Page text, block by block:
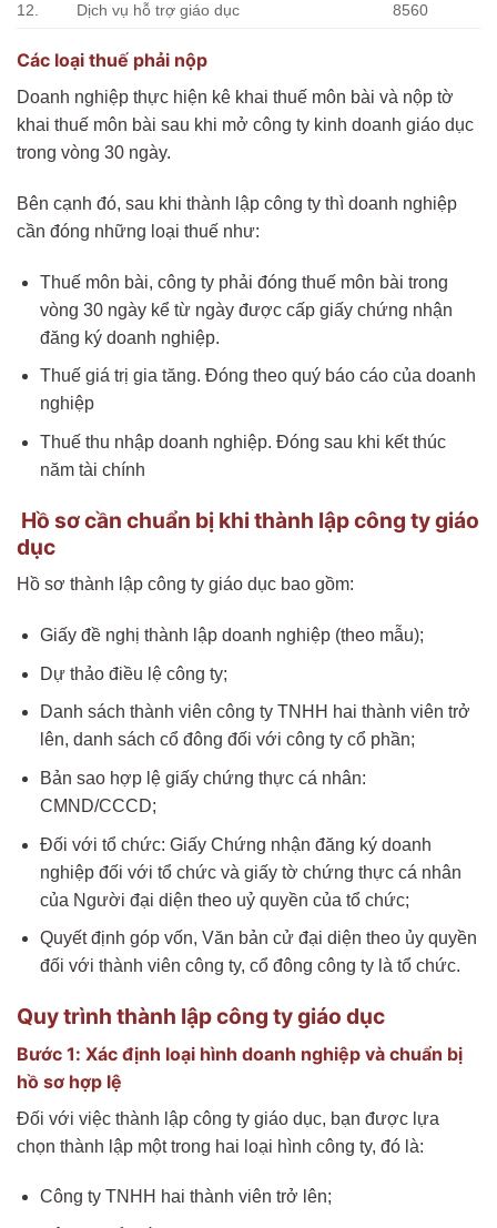
12. Dịch vụ hỗ trợ giáo dục 8560
Các loại thuế phải nộp
Doanh nghiệp thực hiện kê khai thuế môn bài và nộp tờ
khai thuế môn bài sau khi mở công ty kinh doanh giáo dục
trong vòng 30 ngày.
Bên cạnh đó, sau khi thành lập công ty thì doanh nghiệp
cần đóng những loại thuế như:
Thuế môn bài, công ty phải đóng thuế môn bài trong
vòng 30 ngày kể từ ngày được cấp giấy chứng nhận
đăng ký doanh nghiệp.
Thuế giá trị gia tăng. Đóng theo quý báo cáo của doanh
nghiệp
Thuế thu nhập doanh nghiệp. Đóng sau khi kết thúc
năm tài chính
Hồ sơ cần chuẩn bị khi thành lập công ty giáo
dục
Hồ sơ thành lập công ty giáo dục bao gồm:
Giấy đề nghị thành lập doanh nghiệp (theo mẫu);
Dự thảo điều lệ công ty;
Danh sách thành viên công ty TNHH hai thành viên trở
lên, danh sách cổ đông đối với công ty cổ phần;
Bản sao hợp lệ giấy chứng thực cá nhân:
CMND/CCCD;
Đối với tổ chức: Giấy Chứng nhận đăng ký doanh
nghiệp đối với tổ chức và giấy tờ chứng thực cá nhân
của Người đại diện theo uỷ quyền của tổ chức;
Quyết định góp vốn, Văn bản cử đại diện theo ủy quyền
đối với thành viên công ty, cổ đông công ty là tổ chức.
Quy trình thành lập công ty giáo dục
Bước 1: Xác định loại hình doanh nghiệp và chuẩn bị
hồ sơ hợp lệ
Đối với việc thành lập công ty giáo dục, bạn được lựa
chọn thành lập một trong hai loại hình công ty, đó là:
Công ty TNHH hai thành viên trở lên;